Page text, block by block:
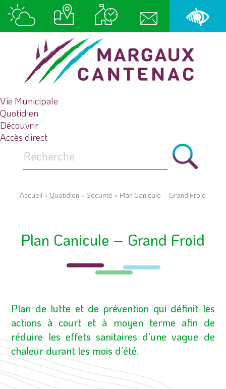
Vie Municipale
Quotidien
Découvrir
Accès direct
Accueil » Quotidien » Sécurité » Plan Canicule – Grand Froid
Plan Canicule – Grand Froid
Plan de lutte et de prévention qui définit les
actions à court et à moyen terme afin de
réduire les effets sanitaires d’une vague de
chaleur durant les mois d’été.